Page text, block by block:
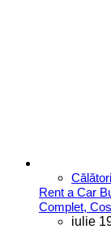
Rent a Car
Complet,
iulie